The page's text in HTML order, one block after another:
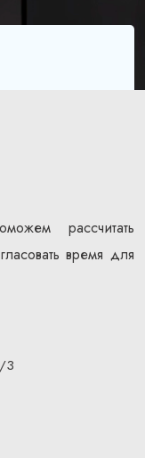
рассчитать
время для
3